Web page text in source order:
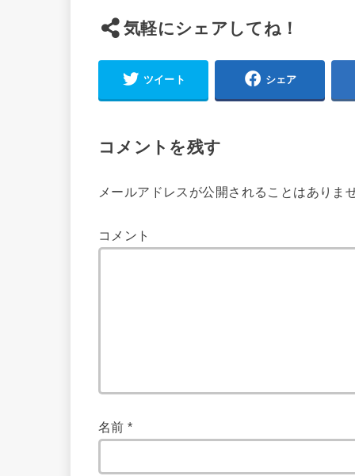
気軽にシェアしてね！
ツイート シェア
コメントを残す
メールアドレスが公開されることはありま
コメント
名前*